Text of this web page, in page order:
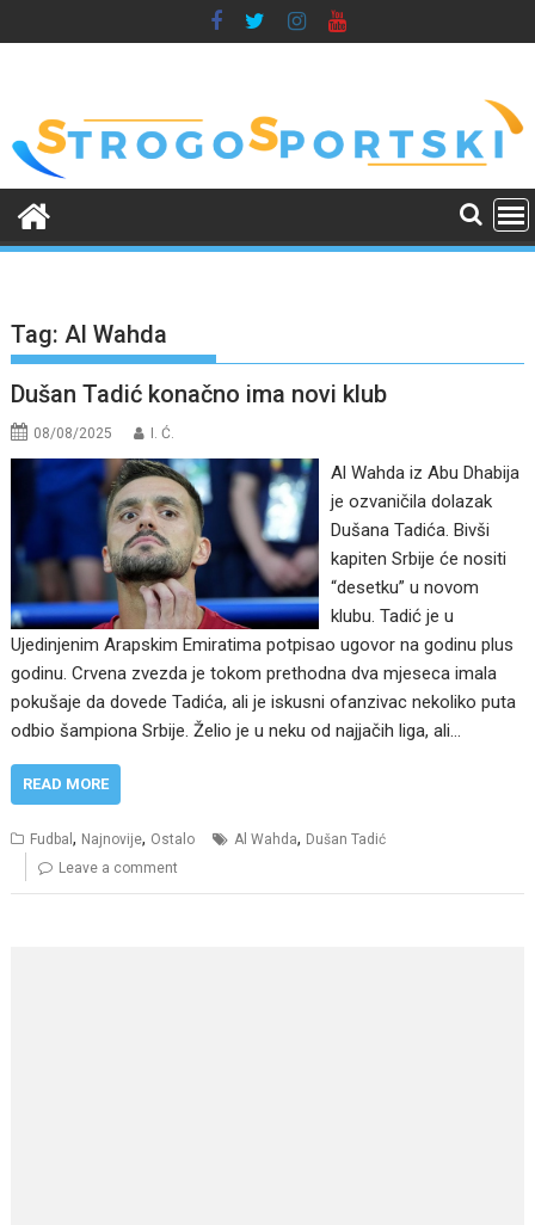
to
Tag:Al Wahda
Dušan Tadić konačno ima novi klub
08/08/2025 I. Ć.
Al Wahda iz Abu Dhabija
je ozvaničila dolazak
Dušana Tadića. Bivši
kapiten Srbije će nositi
“desetku” u novom
klubu. Tadić je u
Ujedinjenim Arapskim Emiratima potpisao ugovor na godinu plus
godinu. Crvena zvezda je tokom prethodna dva mjeseca imala
pokušaje da dovede Tadića, ali je iskusni ofanzivac nekoliko puta
odbio šampiona Srbije. Želio je u neku od najjačih liga, ali…
READ MORE
Fudbal, Najnovije, Ostalo Al Wahda, Dušan Tadić
Leave a comment